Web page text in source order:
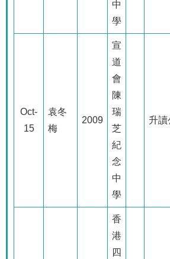
中
學
Oct-
15
袁冬
梅
2009
宣
道
會
陳
瑞
芝
紀
念
中
學
升讀
香
港
四